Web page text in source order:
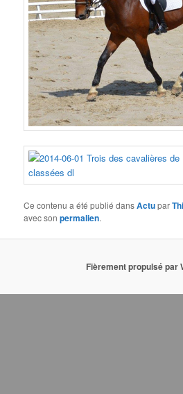
Ce contenu a été publié dansActupar
avec sonpermalien.
Fièrement propulsé par